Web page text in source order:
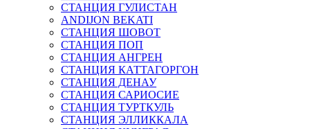
СТАНЦИЯ ГУЛИСТАН
ANDIJON BEKATI
СТАНЦИЯ ШОВОТ
СТАНЦИЯ ПОП
СТАНЦИЯ АНГРЕН
СТАНЦИЯ КАТТАГОРГОН
СТАНЦИЯ ДЕНАУ
СТАНЦИЯ САРИОСИЕ
СТАНЦИЯ ТУРТКУЛЬ
СТАНЦИЯ ЭЛЛИККАЛА